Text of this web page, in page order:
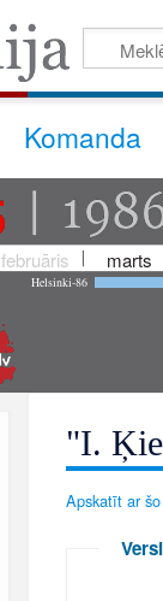
Komanda
februāris marts
Helsinki-86
"I.
Apskatīt ar